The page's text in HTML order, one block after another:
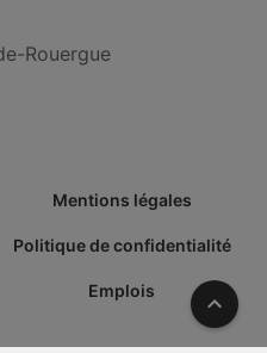
Rouergue
Mentions légales
Politique de confidentialité
Emplois Vers